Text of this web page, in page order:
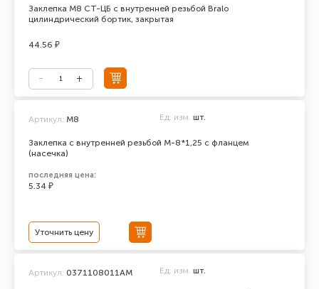
Заклепка М8 СТ-ЦБ с внутренней резьбой Bralo
цилиндрический бортик, закрытая
44.56 ₽
Заклепка с внутренней резьбой М-8*1,25 с фланцем
(насечка)
Артикул: М8 Ед. изм. шт.
последняя цена:
5.34 ₽
Уточнить цену
Артикул: 0371108011АМ Ед. изм. шт.